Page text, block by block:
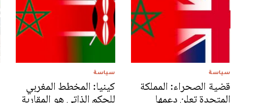
سياسة
قضية الصحراء: المملكة
المتحدة تعلن دعمها
سياسة
كينيا: المخطط المغربي
للحكم الذاتي هو المقاربة